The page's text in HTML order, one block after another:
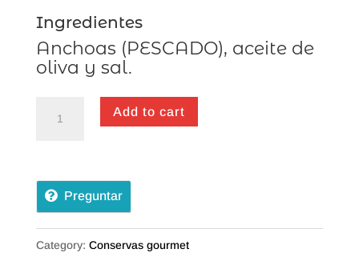
Ingredientes
Anchoas (PESCADO), aceite de
oliva y sal.
Add to cart
Preguntar
Category: Conservas gourmet